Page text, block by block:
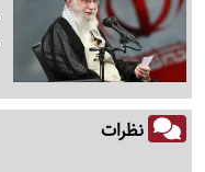
نظرات